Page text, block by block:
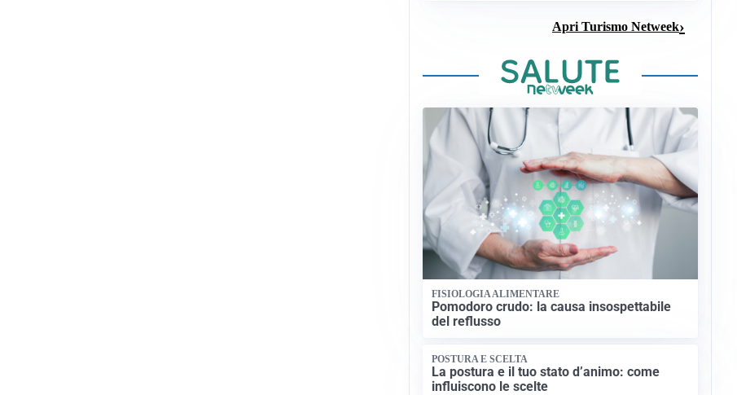
Apri Turismo Netweek
FISIOLOGIA ALIMENTARE
Pomodoro crudo: la causa insospettabile
del reflusso
POSTURA E SCELTA
La postura e il tuo stato d’animo: come
influiscono le scelte